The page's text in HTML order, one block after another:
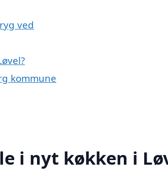
ved
kommune
i nyt køkken i